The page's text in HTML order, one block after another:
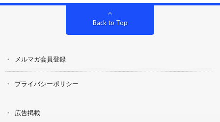
Back to Top
メルマガ会員登録
プライバシーポリシー
広告掲載